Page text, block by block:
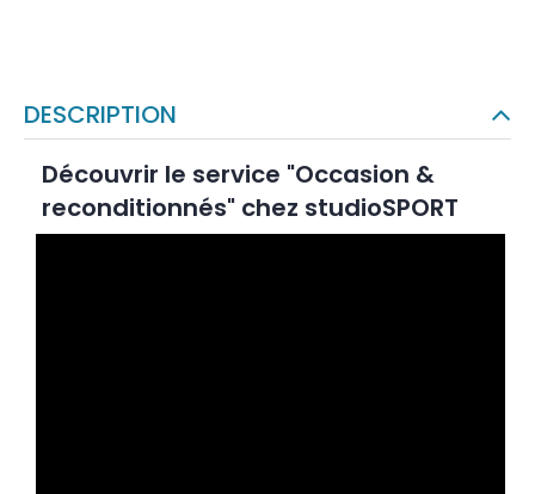
DESCRIPTION
Découvrir le service "Occasion &
reconditionnés" chez studioSPORT